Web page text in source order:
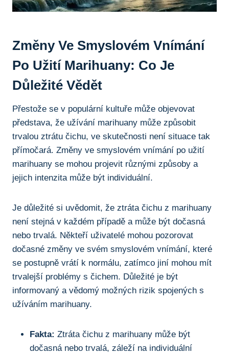
Změny ​ve ​smyslovém Vnímání
Po Užití Marihuany: Co Je
Důležité Vědět
Přestože se v ⁢populární kultuře může‍ objevovat
představa, že užívání ⁢marihuany může způsobit‍
trvalou ztrátu čichu, ve skutečnosti není situace tak
přímočará. Změny ve smyslovém vnímání po‌ užití
marihuany ‍se​ mohou projevit⁣ různými způsoby a
jejich intenzita může být individuální.
Je důležité si uvědomit, že ztráta čichu z marihuany
není stejná v‌ každém⁣ případě a může být⁣ dočasná⁢
nebo trvalá. Někteří uživatelé ⁢mohou pozorovat
dočasné změny ve svém smyslovém vnímání, které
se ⁣postupně‌ vrátí k normálu, zatímco jiní mohou ⁢mít
trvalejší problémy s čichem. Důležité je být
⁢informovaný ⁤a‌ vědomý možných rizik spojených ⁣s
užíváním marihuany.
Fakta: ‍Ztráta čichu z marihuany může být
dočasná⁣ nebo trvalá, záleží na ⁣individuální